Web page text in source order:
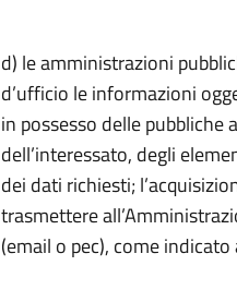
d) le amministrazioni
d’ufficio le informazioni
in possesso delle
dell’interessato, degli
dei dati richiesti;
trasmettere
(email o pec), come indicato